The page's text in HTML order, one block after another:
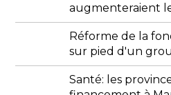
augmenteraient
Réforme de la
sur pied d'un
Santé: les